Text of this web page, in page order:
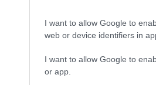
I want to allow Google to
web or device identifiers in
I want to allow Google to
or app.
Magazine